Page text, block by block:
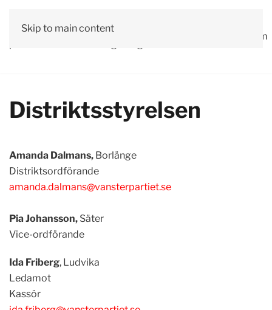
Skip to main content
Vår
Debatt
OmLäs våra
Valprogram
Distriktsstyrelsen
Amanda Dalmans, Borlänge
Distriktsordförande
amanda.dalmans@vansterpartiet.se
Pia Johansson, Säter
Vice-ordförande
Ida Friberg, Ludvika
Ledamot
Kassör